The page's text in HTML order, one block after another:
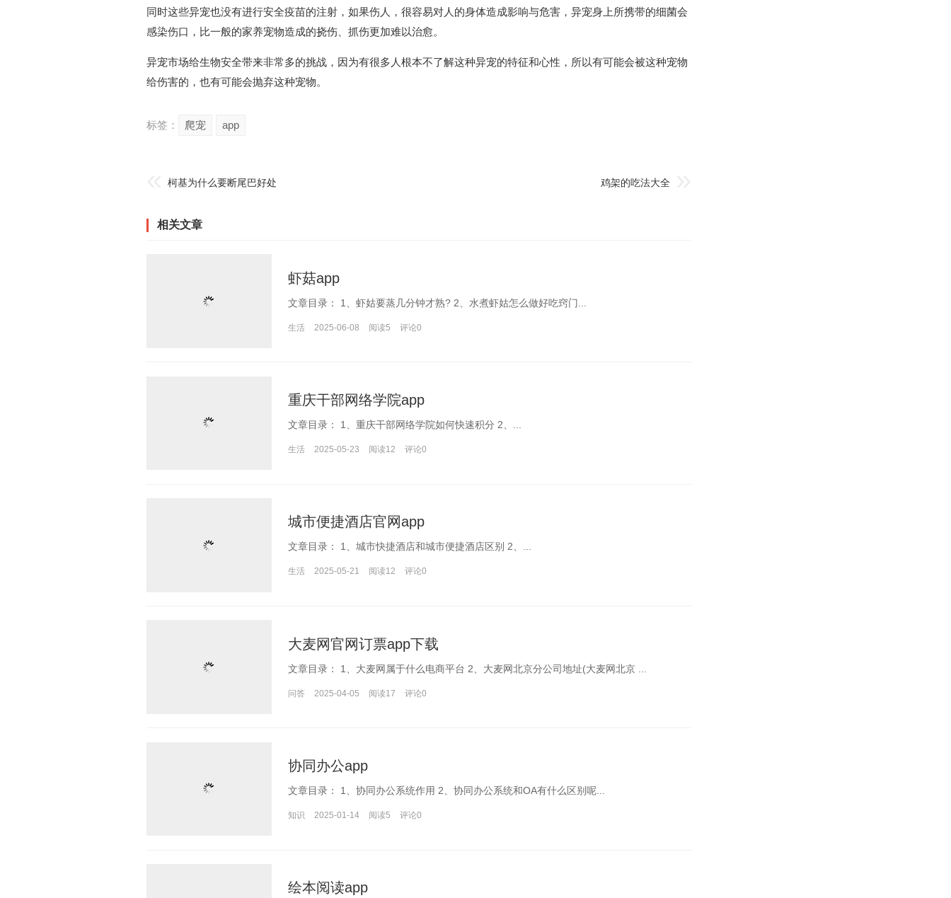
同时这些异宠也没有进行安全疫苗的注射，如果伤人，很容易对人的身体造成影响与危害，异宠身上所携带的细菌会
感染伤口，比一般的家养宠物造成的挠伤、抓伤更加难以治愈。
异宠市场给生物安全带来非常多的挑战，因为有很多人根本不了解这种异宠的特征和心性，所以有可能会被这种宠物
给伤害的，也有可能会抛弃这种宠物。
标签： 爬宠 app
柯基为什么要断尾巴好处 鸡架的吃法大全
相关文章
虾菇app
文章目录： 1、虾姑要蒸几分钟才熟? 2、水煮虾姑怎么做好吃窍门...
生活 2025-06-08 阅读5 评论0
重庆干部网络学院app
文章目录： 1、重庆干部网络学院如何快速积分 2、...
生活 2025-05-23 阅读12 评论0
城市便捷酒店官网app
文章目录： 1、城市快捷酒店和城市便捷酒店区别 2、...
生活 2025-05-21 阅读12 评论0
大麦网官网订票app下载
文章目录： 1、大麦网属于什么电商平台 2、大麦网北京分公司地址(大麦网北京 ...
问答 2025-04-05 阅读17 评论0
协同办公app
文章目录： 1、协同办公系统作用 2、协同办公系统和OA有什么区别呢...
知识 2025-01-14 阅读5 评论0
绘本阅读app